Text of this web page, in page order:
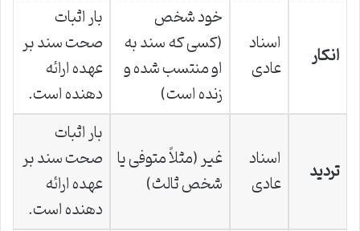
انکار
اسناد
عادی
خود شخص
(کسی که سند به
او منتسب شده و
زنده است)
بار اثبات
صحت سند بر
عهده ارائه
دهنده است.
تردید
اسناد
عادی
غیر (مثلاً متوفی یا
شخص ثالث)
بار اثبات
صحت سند بر
عهده ارائه
دهنده است.